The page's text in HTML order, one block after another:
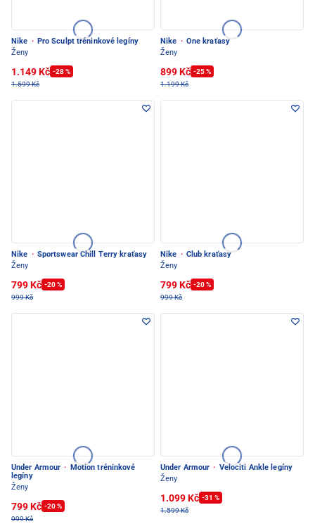
Nike · Pro Sculpt tréninkové legíny
Ženy
1.149 Kč -28 %
1.599 Kč
Nike · One kraťasy
Ženy
899 Kč -25 %
1.199 Kč
Nike · Sportswear Chill Terry kraťasy
Ženy
799 Kč -20 %
999 Kč
Nike · Club kraťasy
Ženy
799 Kč -20 %
999 Kč
Under Armour ·
Motion tréninkové
legíny
Ženy
799 Kč -20 %
999 Kč
Under Armour · Velociti Ankle legíny
Ženy
1.099 Kč -31 %
1.599 Kč